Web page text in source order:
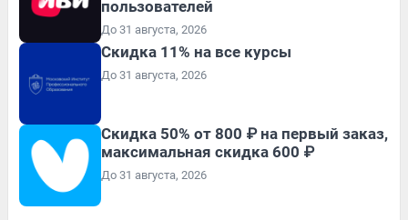
пользователей
До 31 августа, 2026
Скидка 11% на все курсы
До 31 августа, 2026
Скидка 50% от 800 ₽ на первый заказ,
максимальная скидка 600 ₽
До 31 августа, 2026